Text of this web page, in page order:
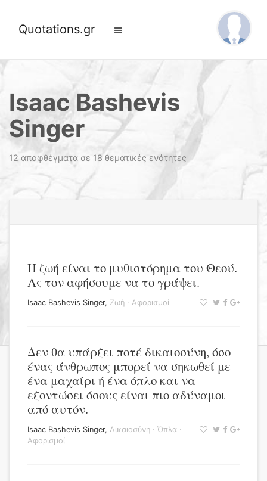
Quotations.gr
Isaac Bashevis
Singer
12 αποφθέγματα σε 18 θεματικές ενότητες
Η ζωή είναι το μυθιστόρημα του Θεού.
Ας τον αφήσουμε να το γράψει.
Isaac Bashevis Singer, Ζωή · Αφορισμοί
Δεν θα υπάρξει ποτέ δικαιοσύνη, όσο
ένας άνθρωπος μπορεί να σηκωθεί με
ένα μαχαίρι ή ένα όπλο και να
εξοντώσει όσους είναι πιο αδύναμοι
από αυτόν.
Isaac Bashevis Singer, Δικαιοσύνη · Όπλα ·
Αφορισμοί